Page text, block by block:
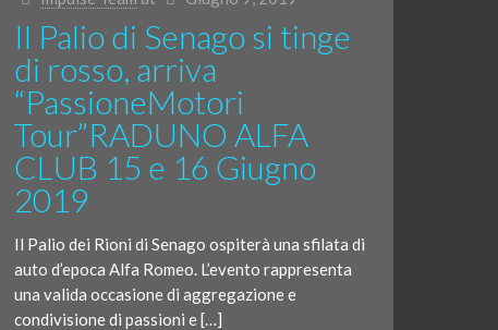
Il Palio di Senago si tinge
di rosso, arriva
“PassioneMotori
Tour”RADUNO ALFA
CLUB 15 e 16 Giugno
2019
Il Palio dei Rioni di Senago ospiterà una sfilata di
auto d’epoca Alfa Romeo. L’evento rappresenta
una valida occasione di aggregazione e
condivisione di passioni e […]